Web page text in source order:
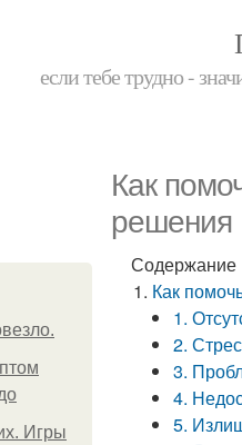
если тебе трудно -
Как
решения
Игры
Содержание
Как
1.
2.
3.
4.
5.